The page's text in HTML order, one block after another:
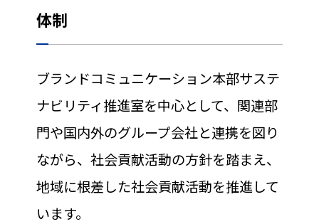
体制
ブランドコミュニケーション本部サステ
ナビリティ推進室を中心として、関連部
門や国内外のグループ会社と連携を図り
ながら、社会貢献活動の方針を踏まえ、
地域に根差した社会貢献活動を推進して
います。